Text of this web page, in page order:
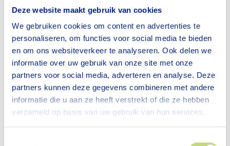
Deze website maakt gebruik van cookies
We gebruiken cookies om content en advertenties te
personaliseren, om functies voor social media te bieden
en om ons websiteverkeer te analyseren. Ook delen we
informatie over uw gebruik van onze site met onze
partners voor social media, adverteren en analyse. Deze
partners kunnen deze gegevens combineren met andere
informatie die u aan ze heeft verstrekt of die ze hebben
verzameld op basis van uw gebruik van hun services.
certificering gebaseerd op zowel een theoretische
als praktijkgerichte toets. In dit kader is gesproken
met 35 cliënten/naasten en 33 medewerkers.
Want ook de ervaringen van medewerkers zijn een
even belangrijk onderdeel van het onderzoek:
voelen zij zich betrokken bij veranderingen,
gewaardeerd en hoe wordt er voor hén gezorgd?
Vriendelijkheid en
betrokkenheid vallen op
Auditor Wyneke Oostenveld van Planetree: ‘De